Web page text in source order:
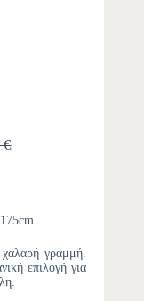
€
γραμμή.
επιλογή για